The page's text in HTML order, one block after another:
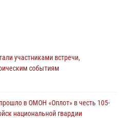
портал «Единых государственных
участниками встречи,
событиям
в ОМОН «Оплот» в честь 105-
национальной гвардии